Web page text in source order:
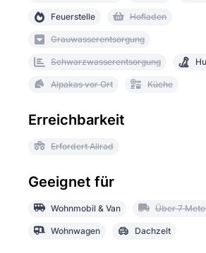
Feuerstelle Hofladen
Grauwasserentsorgung
Schwarzwasserentsorgung
Alpakas vor Ort Küche
Erreichbarkeit
Erfordert Allrad
Geeignet für
Wohnmobil & Van Über 7
Wohnwagen Dachzelt